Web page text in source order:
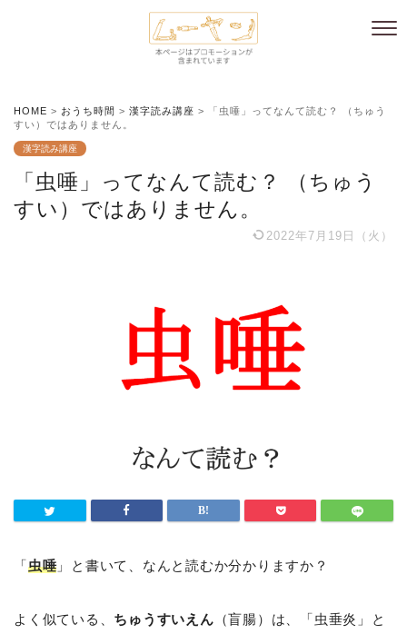
HOME > おうち時間 > 漢字読み講座 >
「虫唾」ってなんて読む？ （ちゅう
すい）ではありません。
漢字読み講座
「虫唾」ってなんて読む？ （ちゅう
すい）ではありません。
2022年7月19日（火）
「虫唾」と書いて、なんと読むか分かりますか？
よく似ている、 ちゅうすいえん （盲腸）は、「虫垂炎」と